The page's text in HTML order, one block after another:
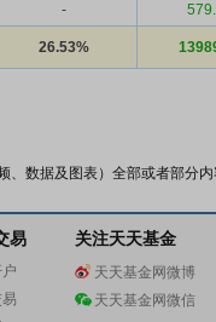
-
26.53%
数据及图表）全部或者部分